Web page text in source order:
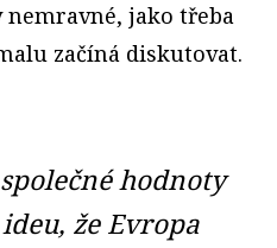
jako třeba
začíná diskutovat.
hodnoty
že Evropa